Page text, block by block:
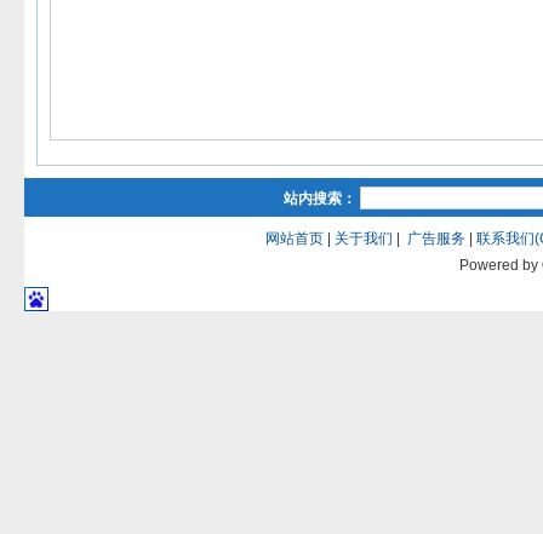
站内搜索：
网站首页| 关于我们 广告服务| 联系我们
Powered by